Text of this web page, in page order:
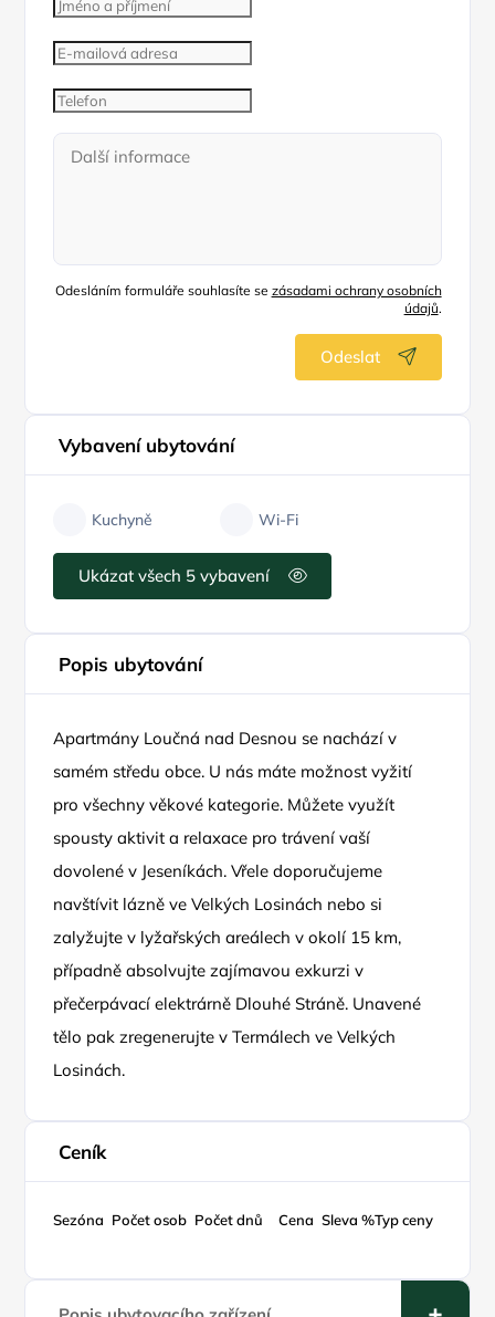
Odesláním formuláře souhlasíte se zásadami ochrany osobních
údajů.
Odeslat
Vybavení ubytování
Kuchyně Wi-Fi
Ukázat všech 5 vybavení
Popis ubytování
Apartmány Loučná nad Desnou se nachází v
samém středu obce. U nás máte možnost vyžití
pro všechny věkové kategorie. Můžete využít
spousty aktivit a relaxace pro trávení vaší
dovolené v Jeseníkách. Vřele doporučujeme
navštívit lázně ve Velkých Losinách nebo si
zalyžujte v lyžařských areálech v okolí 15 km,
případně absolvujte zajímavou exkurzi v
přečerpávací elektrárně Dlouhé Stráně. Unavené
tělo pak zregenerujte v Termálech ve Velkých
Losinách.
Ceník
Sezóna Počet osob Počet dnů Cena Sleva %Typ ceny